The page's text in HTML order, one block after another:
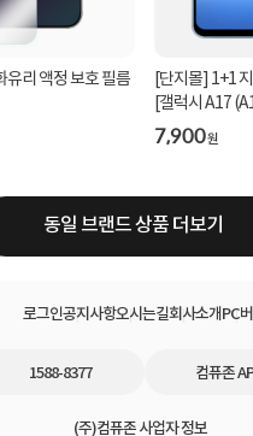
유리 액정 보호 필름
[단지몰] 1+1
[갤럭시 A17
7,900원
동일 브랜드 상품 더보기
로그인공지사항오시는길회사소개PC
1588-8377 컴퓨존
(주)컴퓨존 사업자 정보